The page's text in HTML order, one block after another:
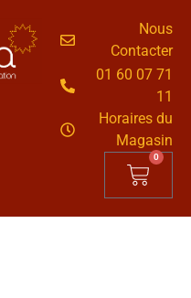
Nous
Contacter
01 60 07 71
11
Horaires du
Magasin
0